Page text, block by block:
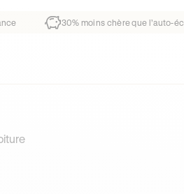
jeune sur 2 nous fait déjà confiance